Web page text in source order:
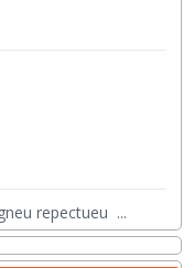
repectueu ...